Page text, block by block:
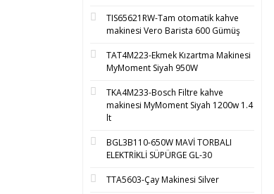
TIS65621RW-Tam otomatik kahve
makinesi Vero Barista 600 Gümüş
TAT4M223-Ekmek Kızartma Makinesi
MyMoment Siyah 950W
TKA4M233-Bosch Filtre kahve
makinesi MyMoment Siyah 1200w 1.4
lt
BGL3B110-650W MAVİ TORBALI
ELEKTRİKLİ SÜPÜRGE GL-30
TTA5603-Çay Makinesi Silver